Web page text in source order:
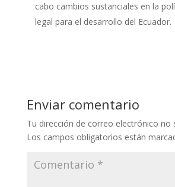
cabo cambios sustanciales en la
legal para el desarrollo del Ecuador.
Enviar comentario
Tu dirección de correo electrónico no
Los campos obligatorios están